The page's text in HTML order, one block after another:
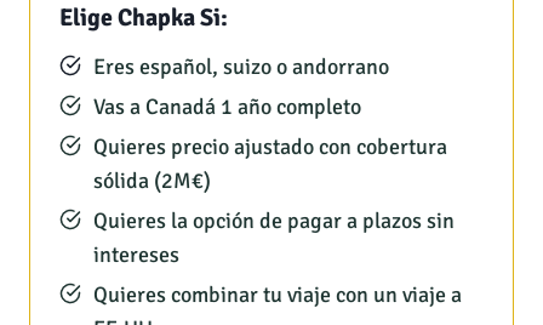
Elige Chapka Si:
Eres español, suizo o andorrano
Vas a Canadá 1 año completo
Quieres precio ajustado con cobertura
sólida (2M€)
Quieres la opción de pagar a plazos sin
intereses
Quieres combinar tu viaje con un viaje a